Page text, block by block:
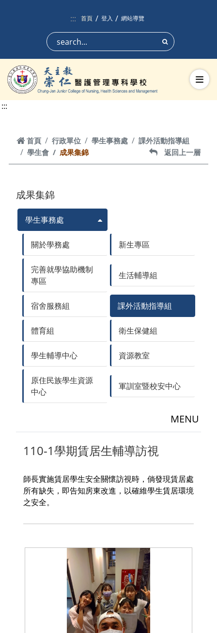
:::
首頁 登入 網站導覽
搜尋
切換
:::
首頁
首頁 行政單位 學生事務處
課外活動指導組
學生會
成果集錦 返回上一層
返回上一層
成果集錦
學生事務處
關於學務處 新生專區
完善就學協助機制
專區
生活輔導組
宿舍服務組 課外活動指導組
體育組 衛生保健組
學生輔導中心 資源教室
原住民族學生資源
中心
軍訓室暨校安中心
MENU
110-1學期賃居生輔導訪視
師長實施賃居學生安全關懷訪視時，倘發現賃居處
所有缺失，即告知房東改進，以確維學生賃居環境
之安全。